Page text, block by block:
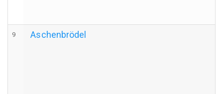
9 Aschenbrödel